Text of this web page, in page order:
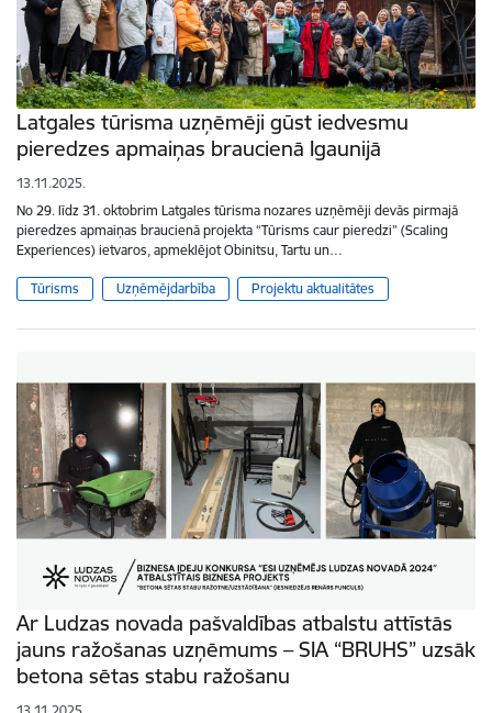
Latgales tūrisma uzņēmēji gūst iedvesmu
pieredzes apmaiņas braucienā Igaunijā
13.11.2025.
No 29. līdz 31. oktobrim Latgales tūrisma nozares uzņēmēji devās pirmajā
pieredzes apmaiņas braucienā projekta “Tūrisms caur pieredzi” (Scaling
Experiences) ietvaros, apmeklējot Obinitsu, Tartu un…
Tūrisms Uzņēmējdarbība Projektu aktualitātes
Ar Ludzas novada pašvaldības atbalstu attīstās
jauns ražošanas uzņēmums – SIA “BRUHS” uzsāk
betona sētas stabu ražošanu